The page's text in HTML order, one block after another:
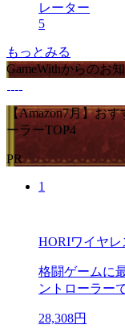
レーター
5
もっとみる
GameWithからのお
【Amazon7月】お
ーラーTOP4
PR
1
HORIワイヤレ
格闘ゲームに
ントローラー
28,308円